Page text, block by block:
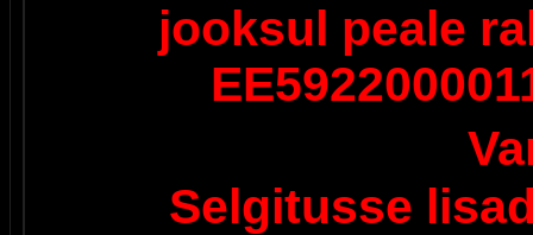
jooksul peale
Selgitusse